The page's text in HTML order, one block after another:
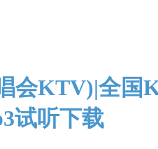
会KTV)|全国
试听下载